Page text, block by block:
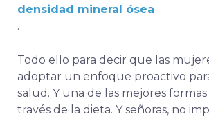
densidad mineral ósea
.
Todo ello para decir que las
adoptar un enfoque proactivo
salud. Y una de las mejores
través de la dieta. Y señoras, no